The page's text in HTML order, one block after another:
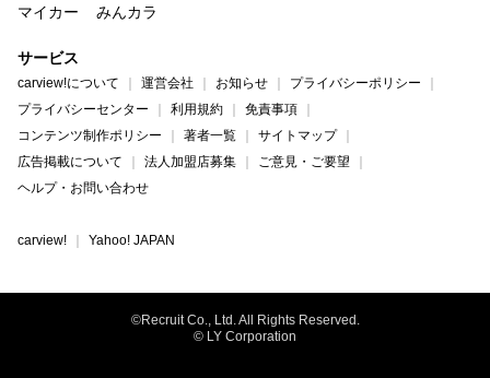
マイカー
みんカラ
サービス
carview!について 運営会社 お知らせ
プライバシーポリシー
プライバシーセンター
利用規約
免責事項
コンテンツ制作ポリシー
著者一覧
サイトマップ
広告掲載について
法人加盟店募集
ご意見・ご要望
ヘルプ・お問い合わせ
carview! Yahoo! JAPAN
©Recruit Co., Ltd. All Rights Reserved.
© LY Corporation